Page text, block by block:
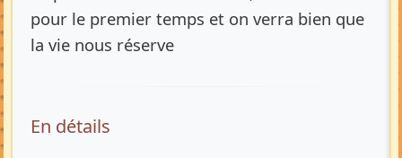
pour le premier temps et on verra bien que
la vie nous réserve
En détails